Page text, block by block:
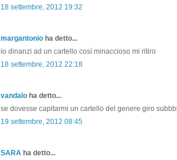
18 settembre, 2012 19:32
margantonio ha detto...
io dinanzi ad un cartello così minaccioso mi ritiro
18 settembre, 2012 22:18
vandalo ha detto...
se dovesse capitarmi un cartello del genere giro
19 settembre, 2012 08:45
SARA ha detto...